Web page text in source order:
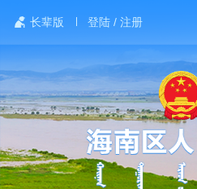
长辈版 登陆 / 注册